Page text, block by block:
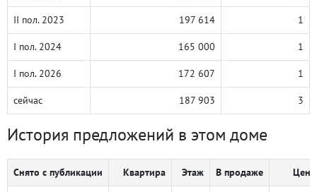
II пол. 2023 197 614 1
I пол. 2024 165 000 1
I пол. 2026 172 607 1
сейчас 187 903 3
История предложений в этом доме
Снято с публикации Квартира Этаж В продаже